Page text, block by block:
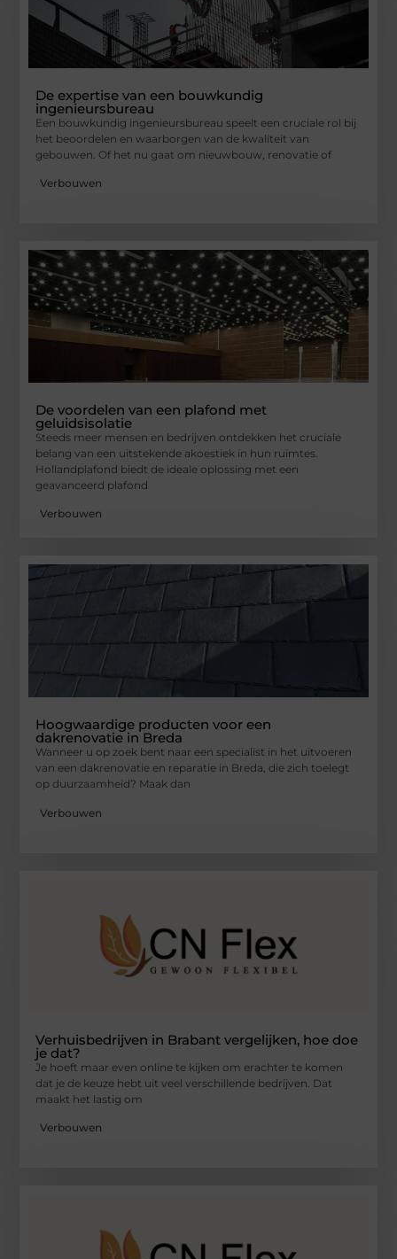
De expertise van een bouwkundig
ingenieursbureau
Een bouwkundig ingenieursbureau speelt een cruciale rol bij
het beoordelen en waarborgen van de kwaliteit van
gebouwen. Of het nu gaat om nieuwbouw, renovatie of
Verbouwen
De voordelen van een plafond met
geluidsisolatie
Steeds meer mensen en bedrijven ontdekken het cruciale
belang van een uitstekende akoestiek in hun ruimtes.
Hollandplafond biedt de ideale oplossing met een
geavanceerd plafond
Verbouwen
Hoogwaardige producten voor een
dakrenovatie in Breda
Wanneer u op zoek bent naar een specialist in het uitvoeren
van een dakrenovatie en reparatie in Breda, die zich toelegt
op duurzaamheid? Maak dan
Verbouwen
Verhuisbedrijven in Brabant vergelijken, hoe doe
je dat?
Je hoeft maar even online te kijken om erachter te komen
dat je de keuze hebt uit veel verschillende bedrijven. Dat
maakt het lastig om
Verbouwen